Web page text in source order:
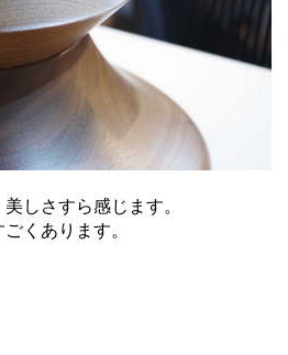
しさすら感じます。
くあります。